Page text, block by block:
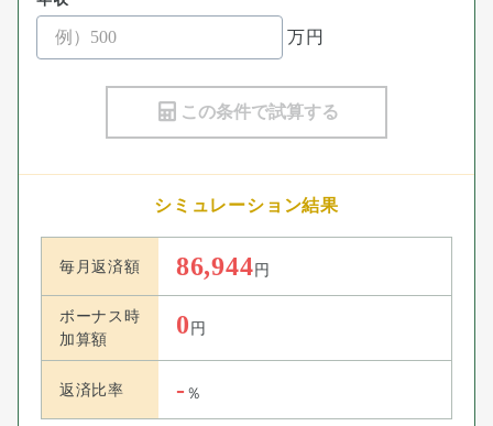
万円
この条件で試算する
シミュレーション結果
毎月返済額 86,944 円
ボーナス時
加算額
0 円
返済比率 - ％